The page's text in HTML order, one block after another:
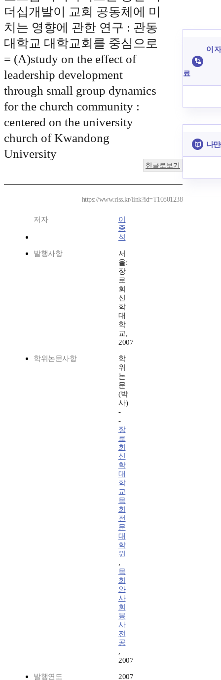
더십개발이 교회 공동체에 미
치는 영향에 관한 연구 : 관동
대학교 대학교회를 중심으로
= (A)study on the effect of
leadership development
through small group dynamics
for the church community :
centered on the university
church of Kwandong
University
한글로보기
https://www.riss.kr/link?id=T10801238
저자
이
종
석
발행사항
서
울:
장
로
회
신
학
대
학
교,
2007
학위논문사항
학
위
논
문
(박
사)
-
-
장
로
회
신
학
대
학
교
목
회
전
문
대
학
원
,
목
회
와
사
회
봉
사
전
공
,
2007
발행연도 2007
이
료
나